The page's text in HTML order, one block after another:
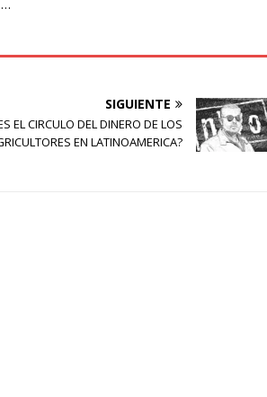
…
SIGUIENTE
EL CIRCULO DEL DINERO DE LOS
EN LATINOAMERICA?